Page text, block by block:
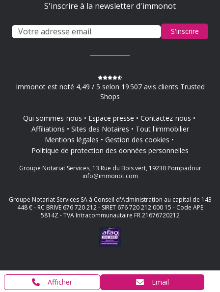
Afficher Email
S'inscrire à la newsletter d'immonot
S'inscrire
Immonot est noté 4,49 / 5 selon 19 507 avis clients Trusted
Shops
Qui sommes-nous Espace presse
Contactez-nous
Affiliations
Sites des Notaires
Tout l'immobilier
Mentions légales
Gestion des cookies
Politique de protection des données personnelles
Groupe Notariat Services, 13 Rue du Bois vert, 19230 Pompadour
info@immonot.com
Groupe Notariat Services SA à Conseil d'Administration au capital de 143
448 € - RC BRIVE 676 720 212 - SIRET 676 720 212 000 15 - Code APE
5814Z - TVA Intracommunautaire FR 21676720212